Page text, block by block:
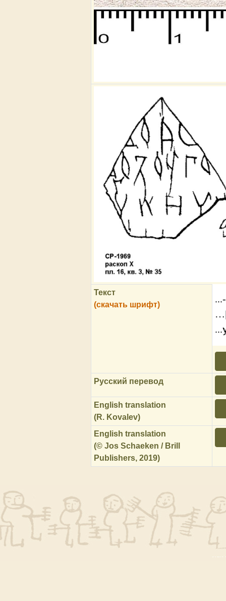
Текст
(скачать шрифт)
Русский перевод
English translation
(R. Kovalev)
English translation
(© Jos Schaeken / Brill
Publishers, 2019)